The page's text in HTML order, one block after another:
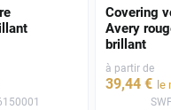
Covering
Avery
brillant
à partir de
39,44 € le